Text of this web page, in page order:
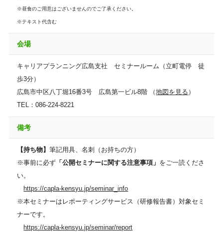
※昼食のご用意はございませんのでご了承ください。
※テキスト代含む
会場
キャリアプランニング広島支社 セミナールーム（立町電停 徒
歩3分）
広島市中区八丁堀16番3号 広島第一ビル8階 （地図を見る ）
TEL：086-224-8221
備考
【持ち物】筆記用具、名刺（お持ちの方）
※事前に必ず 「公開セミナーに関する注意事項」 をご一読くださ
い。
https://capla-kensyu.jp/seminar_info
※本セミナーはレポーティングサービス（研修報告書）対象セミ
ナーです。
https://capla-kensyu.jp/seminar/report